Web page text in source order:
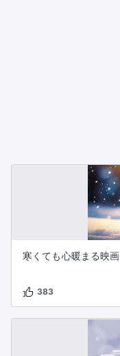
寒くても心暖まる映画
383